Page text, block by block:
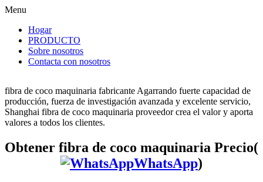
Menu
Hogar
PRODUCTO
Sobre nosotros
Contacta con nosotros
fibra de coco maquinaria fabricante Agarrando fuerte capacidad de
producción, fuerza de investigación avanzada y excelente servicio,
Shanghai fibra de coco maquinaria proveedor crea el valor y aporta
valores a todos los clientes.
Obtener fibra de coco maquinaria Precio(
WhatsApp)